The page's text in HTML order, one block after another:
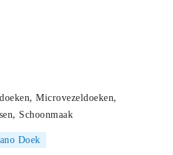
,Microvezeldoeken,
, Schoonmaak
Doek